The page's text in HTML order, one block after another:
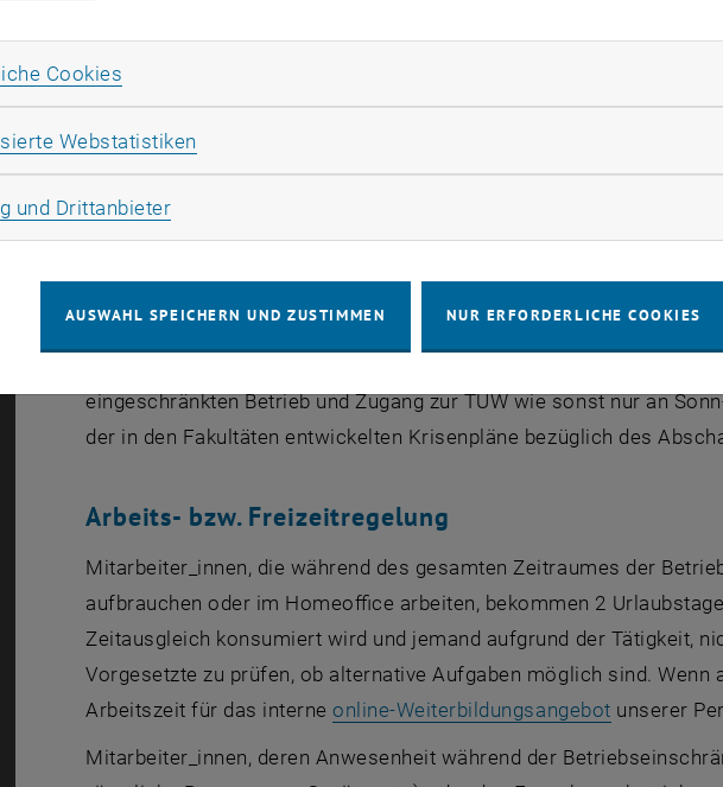
Die Ankündigung des Wissenschaftsministers, den Universitäten
Finanzproblems, aber noch können wir keine Entwarnung geben.
Sie alle haben bis dato bewiesen, dass Sie bereit sind, unsere
Betriebseinschränkung Sa 17. Dezember 2022 – So
Das Rektorat hat sich entschlossen, eine Betriebseinschränkung
Herunterfahren unseres Universitätsbetriebs inkl. Schließung von
eingeschränkten Betrieb und Zugang zur TUW wie sonst nur an
der in den Fakultäten entwickelten Krisenpläne bezüglich des
Arbeits- bzw. Freizeitregelung
Mitarbeiter_innen, die während des gesamten Zeitraumes der
aufbrauchen oder im Homeoffice arbeiten, bekommen 2
Zeitausgleich konsumiert wird und jemand aufgrund der Tätigkeit,
Vorgesetzte zu prüfen, ob alternative Aufgaben möglich sind.
Arbeitszeit für das interneonline-Weiterbildungsangebot, öffnet eine
unserer
Mitarbeiter_innen, deren Anwesenheit während der
Cookies
Webstatistiken
und DrittanbieterMarketing Cookies zulassen
AUSWAHL SPEICHERN UND ZUSTIMMEN NUR ERFORDERLICHE COOKIES